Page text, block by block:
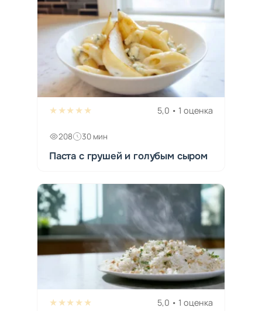
★★★★★ 5,0 • 1 оценка
208 30 мин
Паста с грушей и голубым сыром
★★★★★ 5,0 • 1 оценка